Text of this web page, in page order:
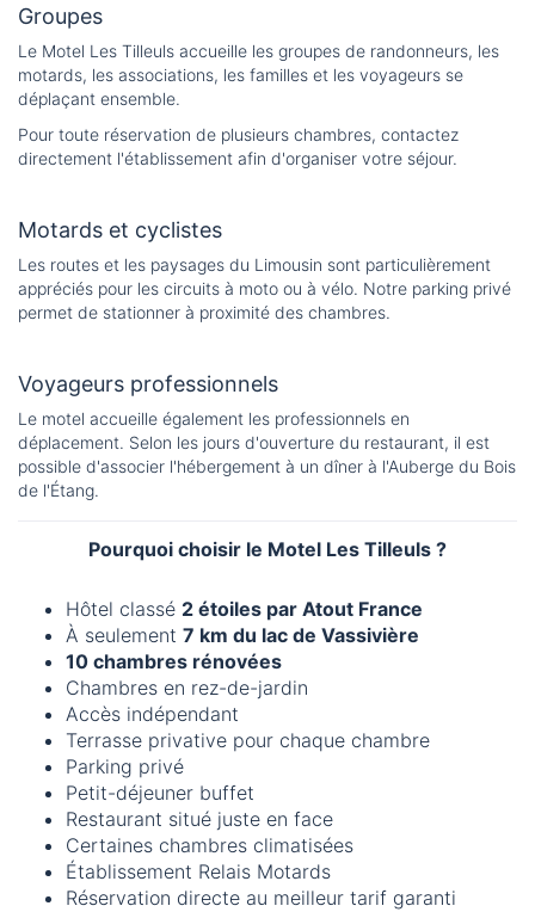
Groupes
Le Motel Les Tilleuls accueille les groupes de randonneurs, les
motards, les associations, les familles et les voyageurs se
déplaçant ensemble.
Pour toute réservation de plusieurs chambres, contactez
directement l'établissement afin d'organiser votre séjour.
Motards et cyclistes
Les routes et les paysages du Limousin sont particulièrement
appréciés pour les circuits à moto ou à vélo. Notre parking privé
permet de stationner à proximité des chambres.
Voyageurs professionnels
Le motel accueille également les professionnels en
déplacement. Selon les jours d'ouverture du restaurant, il est
possible d'associer l'hébergement à un dîner à l'Auberge du Bois
de l'Étang.
Pourquoi choisir le Motel Les Tilleuls ?
Hôtel classé 2 étoiles par Atout France
À seulement 7 km du lac de Vassivière
10 chambres rénovées
Chambres en rez-de-jardin
Accès indépendant
Terrasse privative pour chaque chambre
Parking privé
Petit-déjeuner buffet
Restaurant situé juste en face
Certaines chambres climatisées
Établissement Relais Motards
Réservation directe au meilleur tarif garanti